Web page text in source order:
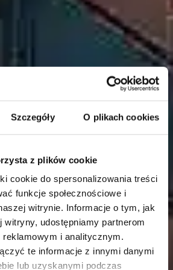
Szczegóły O plikach cookies
z plików cookie
cookie do spersonalizowania treści
funkcje społecznościowe i
witrynie. Informacje o tym, jak
udostępniamy partnerom
reklamowym i analitycznym.
te informacje z innymi danymi
lub uzyskanymi podczas